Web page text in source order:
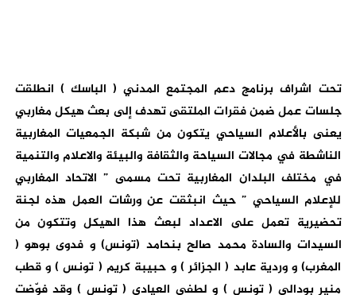
تحت اشراف برنامج دعم المجتمع المدني ( الباسك ) انطلقت
جلسات عمل ضمن فقرات الملتقى تهدف إلى بعث هيكل مغاربي
يعنى بالأعلام السياحي يتكون من شبكة الجمعيات المغاربية
الناشطة في مجالات السياحة والثقافة والبيئة والاعلام والتنمية
في مختلف البلدان المغاربية تحت مسمى ” الاتحاد المغاربي
للإعلام السياحي ” حيث انبثقت عن ورشات العمل هذه لجنة
تحضيرية تعمل على الاعداد لبعث هذا الهيكل وتتكون من
السيدات والسادة محمد صالح بنحامد (تونس) و فدوى بوهو (
المغرب) و وردية عابد ( الجزائر ) و حبيبة كريم ( تونس ) و قطب
منير بودالي ( تونس ) و لطفي العيادي ( تونس ) وقد فوّضت